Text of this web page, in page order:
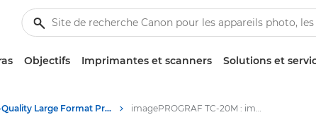
Objectifs Imprimantes et scanners Solutions et
High-Quality Large Format Printers for CAD/GIS and Stunning Graphics imagePROGRAF TC-20M : impression grand format de haute qualité